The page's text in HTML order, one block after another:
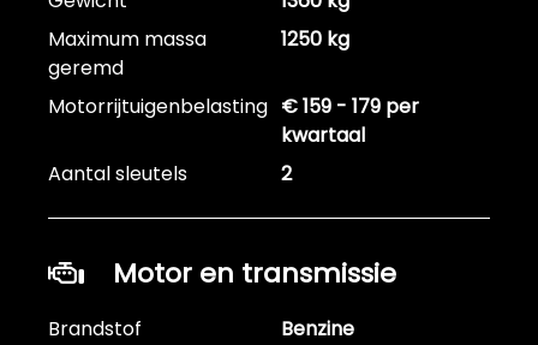
Maximum massa
geremd
1250 kg
Motorrijtuigenbelasting € 159 - 179 per
kwartaal
Aantal sleutels
2
Motor en transmissie
Brandstof
Benzine